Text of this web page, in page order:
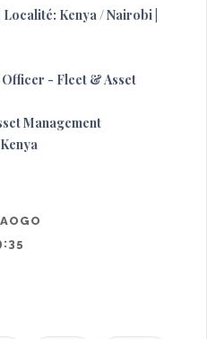
Kenya / Nairobi |
- Fleet & Asset
Management